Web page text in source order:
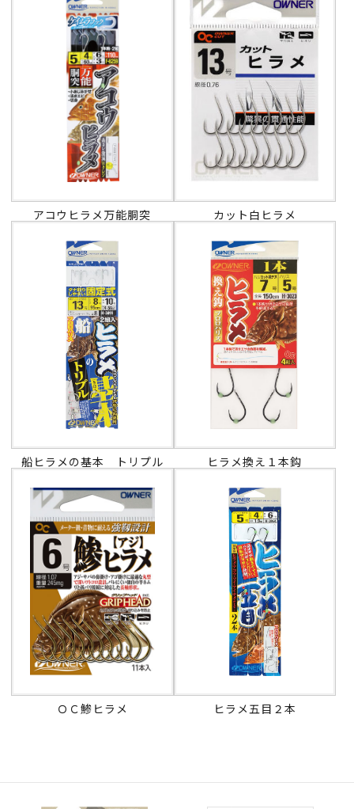
アコウヒラメ万能胴突 カット白ヒラメ
船ヒラメの基本 トリプル ヒラメ換え１本鈎
ＯＣ鯵ヒラメ ヒラメ五目２本